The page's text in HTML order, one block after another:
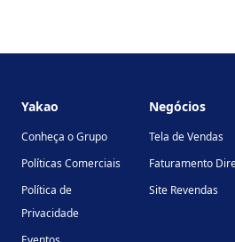
Yakao
Conheça o Grupo
Políticas Comerciais
Política de
Privacidade
Negócios
Tela de Vendas
Faturamento
Site Revendas